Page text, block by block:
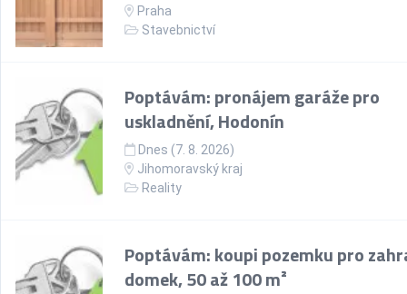
Praha
Stavebnictví
Poptávám: pronájem garáže pro
uskladnění, Hodonín
Dnes (7. 8. 2026)
Jihomoravský kraj
Reality
Poptávám: koupi pozemku pro
domek, 50 až 100 m²